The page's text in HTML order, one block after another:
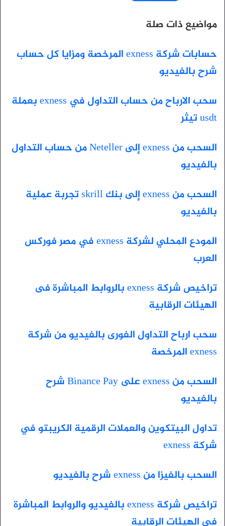
مواضيع ذات صلة
حسابات شركة exness المرخصة ومزايا كل حساب
شرح بالفيديو
سحب الارباح من حساب التداول في exness بعملة
usdt تيثر
السحب من exness إلى Neteller من حساب التداول
بالفيديو
السحب من exness إلى بنك skrill تجربة عملية
بالفيديو
المودع المحلي لشركة exness في مصر فوركس
العرب
تراخيص شركة exness بالروابط المباشرة فى
الهيئات الرقابية
سحب ارباح التداول الفورى بالفيديو من شركة
exness المرخصة
السحب من exness على Binance Pay شرح
بالفيديو
تداول البيتكوين والعملات الرقمية الكريبتو في
شركة exness
السحب بالفيزا من exness شرح بالفيديو
تراخيص شركة exness بالفيديو والروابط المباشرة
فى الهيئات الرقابية